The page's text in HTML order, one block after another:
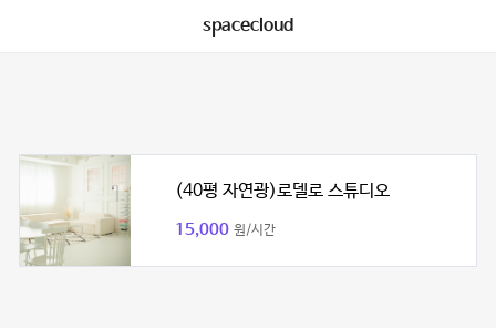
spacecloud
(40평 자연광)로델로 스튜디오
15,000 원/시간